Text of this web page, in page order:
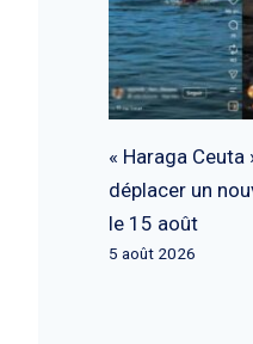
« Haraga
déplacer un
le 15 août
5 août 2026